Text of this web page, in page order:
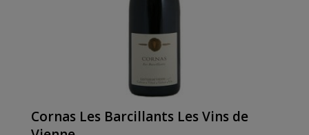
Cornas Les Barcillants Les Vins de